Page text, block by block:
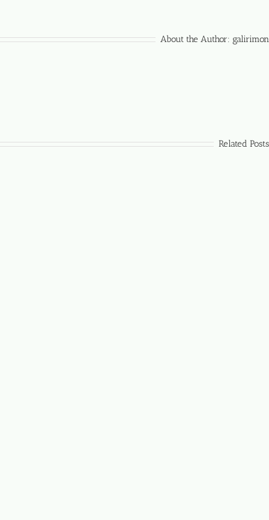
About the Author: galirimon
Related Posts